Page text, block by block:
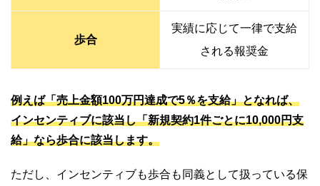
歩合
実績に応じて一律で支給
される報奨金
例えば「売上金額100万円達成で5％を支給」となれば、
インセンティブに該当し「新規契約1件ごとに10,000円支
給」なら歩合に該当します。
ただし、インセンティブも歩合も同義として扱っている保